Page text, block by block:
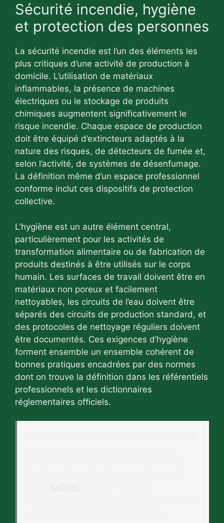
Sécurité incendie, hygiène
et protection des personnes
La sécurité incendie est l’un des éléments les
plus critiques d’une activité de production à
domicile. L’utilisation de matériaux
inflammables, la présence de machines
électriques ou le stockage de produits
chimiques augmentent significativement le
risque incendie. Chaque espace de production
doit être équipé d’extincteurs adaptés à la
nature des risques, de détecteurs de fumée et,
selon l’activité, de systèmes de désenfumage.
La définition même d’un espace professionnel
conforme inclut ces dispositifs de protection
collective.
L’hygiène est un autre élément central,
particulièrement pour les activités de
transformation alimentaire ou de fabrication de
produits destinés à être utilisés sur le corps
humain. Les surfaces de travail doivent être en
matériaux non poreux et facilement
nettoyables, les circuits de l’eau doivent être
séparés des circuits de production standard, et
des protocoles de nettoyage réguliers doivent
être documentés. Ces exigences d’hygiène
forment ensemble un ensemble cohérent de
bonnes pratiques encadrées par des normes
dont on trouve la définition dans les référentiels
professionnels et les dictionnaires
réglementaires officiels.